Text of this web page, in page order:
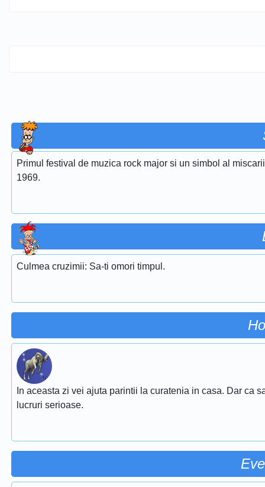
Primul festival de muzica rock major si un simbol al
1969.
Culmea cruzimii: Sa-ti omori timpul.
In aceasta zi vei ajuta parintii la curatenia in casa. Dar ca
lucruri serioase.